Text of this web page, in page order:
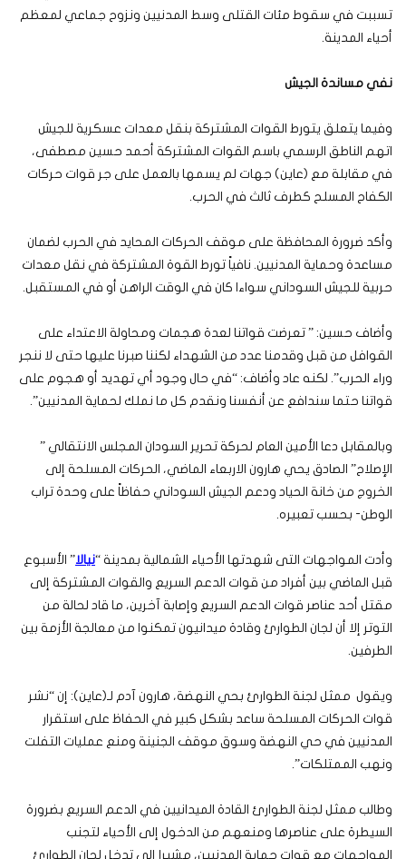
تسببت في سقوط مئات القتلى وسط المدنيين ونزوح جماعي لمعظم
أحياء المدينة.
نفي مساندة الجيش
وفيما يتعلق يتورط القوات المشتركة بنقل معدات عسكرية للجيش
اتهم الناطق الرسمي باسم القوات المشتركة أحمد حسين مصطفى،
في مقابلة مع (عاين) جهات لم يسمها بالعمل على جر قوات حركات
الكفاح المسلح كطرف ثالث في الحرب.
وأكد ضرورة المحافظة على موقف الحركات المحايد في الحرب لضمان
مساعدة وحماية المدنيين. نافياً تورط القوة المشتركة في نقل معدات
حربية للجيش السوداني سواءا كان في الوقت الراهن أو في المستقبل.
وأضاف حسين: ” تعرضت قواتنا لعدة هجمات ومحاولة الاعتداء على
القوافل من قبل وقدمنا عدد من الشهداء لكننا صبرنا عليها حتى لا ننجر
وراء الحرب”. لكنه عاد وأضاف: “في حال وجود أي تهديد أو هجوم على
قواتنا حتما سندافع عن أنفسنا ونقدم كل ما نملك لحماية المدنيين”.
وبالمقابل دعا الأمين العام لحركة تحرير السودان المجلس الانتقالي ”
الإصلاح” الصادق يحي هارون الاربعاء الماضي، الحركات المسلحة إلى
الخروج من خانة الحياد ودعم الجيش السوداني حفاظاً على وحدة تراب
الوطن- بحسب تعبيره.
وأدت المواجهات التى شهدتها الأحياء الشمالية بمدينة “نيالا” الأسبوع
قبل الماضي بين أفراد من قوات الدعم السريع والقوات المشتركة إلى
مقتل أحد عناصر قوات الدعم السريع وإصابة آخرين، ما قاد لحالة من
التوتر إلا أن لجان الطوارئ وقادة ميدانيون تمكنوا من معالجة الأزمة بين
الطرفين.
ويقول ممثل لجنة الطوارئ بحي النهضة، هارون آدم لـ(عاين): إن “نشر
قوات الحركات المسلحة ساعد بشكل كبير في الحفاظ على استقرار
المدنيين في حي النهضة وسوق موقف الجنينة ومنع عمليات التفلت
ونهب الممتلكات”.
وطالب ممثل لجنة الطوارئ القادة الميدانيين في الدعم السريع بضرورة
السيطرة على عناصرها ومنعهم من الدخول إلى الأحياء لتجنب
المواجهات مع قوات حماية المدنيين، مشيرا إلى تدخل لجان الطوارئ